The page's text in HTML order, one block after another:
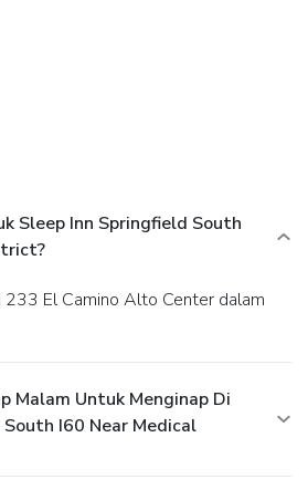
Sleep Inn Springfield South
Malam Untuk Menginap Di
I60 Near Medical